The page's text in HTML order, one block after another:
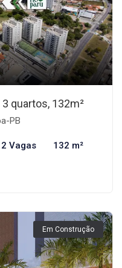
quartos, 132m²
PB
2 Vagas 132 m²
Em Construção